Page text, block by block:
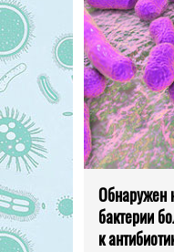
Обнаружен
бактерии
к